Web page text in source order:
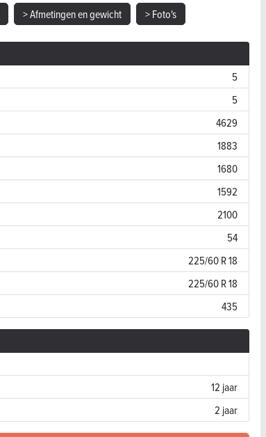
> Afmetingen en gewicht > Foto's
5
5
4629
1883
1680
1592
2100
54
225/60 R 18
225/60 R 18
435
12 jaar
2 jaar